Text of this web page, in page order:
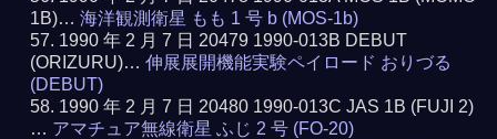
1B)…海洋観測衛星 もも 1 号 b (MOS-1b)
1990 年 2 月 7 日 20479 1990-013B DEBUT
(ORIZURU)…伸展展開機能実験ペイロード おりづる
(DEBUT)
1990 年 2 月 7 日 20480 1990-013C JAS 1B (FUJI 2)
… アマチュア無線衛星 ふじ 2 号 (FO-20)